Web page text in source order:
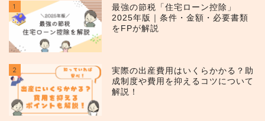
1
最強の節税「住宅ローン控除」
2025年版｜条件・金額・必要書類
をFPが解説
2
実際の出産費用はいくらかかる？助
成制度や費用を抑えるコツについて
解説！